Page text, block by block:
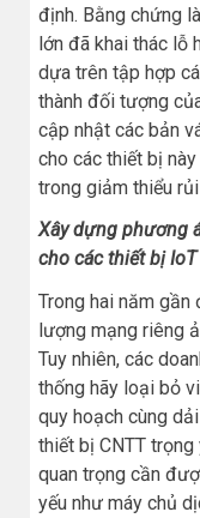
định. Bằng chứng
lớn đã khai thác lỗ
dựa trên tập hợp
thành đối tượng
cập nhật các bản
cho các thiết bị
trong giảm thiểu
Xây dựng phương
cho các thiết bị IoT
Trong hai năm
lượng mạng riêng
Tuy nhiên, các
thống hãy loại bỏ
quy hoạch cùng
thiết bị CNTT
quan trọng cần
yếu như máy chủ